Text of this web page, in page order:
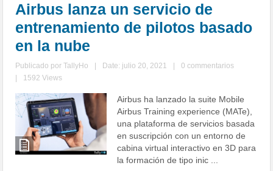
Airbus lanza un servicio de
entrenamiento de pilotos basado
en la nube
Publicado porTallyHo Date: julio 20, 2021
0 commentarios
1592 Views
Airbus ha lanzado la suite Mobile
Airbus Training experience (MATe),
una plataforma de servicios basada
en suscripción con un entorno de
cabina virtual interactivo en 3D para
la formación de tipo inic ...